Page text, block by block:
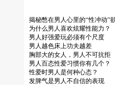
揭秘憋在男人心里的“性冲动”
为什么男人喜欢炫耀性能力？
男人好强爱玩必须有个尺度
男人越色床上功夫越差
胸部大的女人，男人不可抗拒
男人百态性爱习惯你有几个？
性爱时男人是何种心态？
发脾气是男人不自信的表现